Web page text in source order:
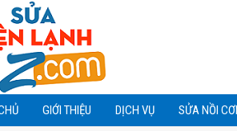
GIỚI THIỆU DỊCH VỤ SỬA NỒI